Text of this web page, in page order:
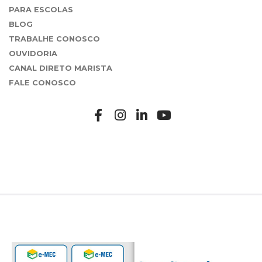
PARA ESCOLAS
BLOG
TRABALHE CONOSCO
OUVIDORIA
CANAL DIRETO MARISTA
FALE CONOSCO